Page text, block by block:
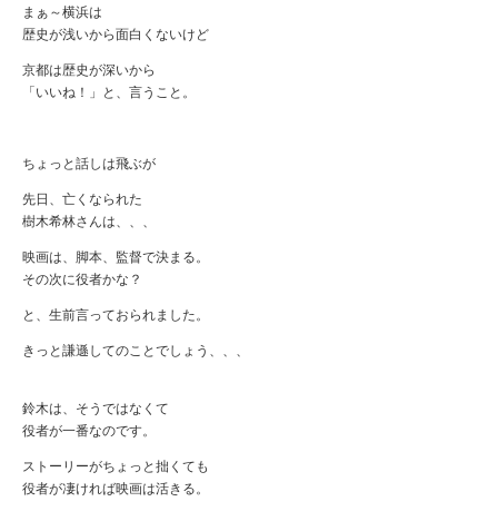
まぁ～横浜は
歴史が浅いから面白くないけど
京都は歴史が深いから
「いいね！」と、言うこと。
ちょっと話しは飛ぶが
先日、亡くなられた
樹木希林さんは、、、
映画は、脚本、監督で決まる。
その次に役者かな？
と、生前言っておられました。
きっと謙遜してのことでしょう、、、
鈴木は、そうではなくて
役者が一番なのです。
ストーリーがちょっと拙くても
役者が凄ければ映画は活きる。